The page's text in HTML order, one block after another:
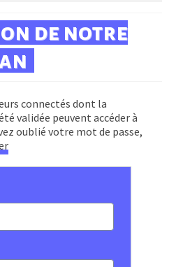
de notre
connectés dont la
validée peuvent accéder à
oublié votre mot de passe,